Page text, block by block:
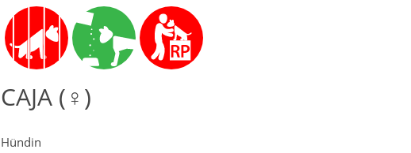
CAJA (♀)
Hündin